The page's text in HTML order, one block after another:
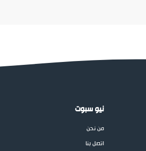
نيو سبوت
من نحن
اتصل بنا